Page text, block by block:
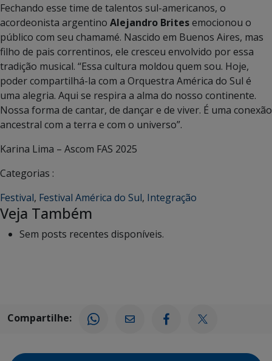
Fechando esse time de talentos sul-americanos, o
acordeonista argentino Alejandro Britesemocionou o
público com seu chamamé. Nascido em Buenos Aires, mas
filho de pais correntinos, ele cresceu envolvido por essa
tradição musical. “Essa cultura moldou quem sou. Hoje,
poder compartilhá-la com a Orquestra América do Sul é
uma alegria. Aqui se respira a alma do nosso continente.
Nossa forma de cantar, de dançar e de viver. É uma conexão
ancestral com a terra e com o universo”.
Karina Lima – Ascom FAS 2025
Categorias :
Festival, Festival América do Sul, Integração
Veja Também
Sem posts recentes disponíveis.
Compartilhe: